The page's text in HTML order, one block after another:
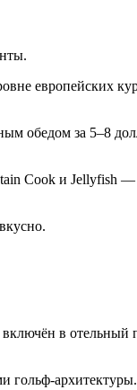
европейских
обедом за 5–8
Cook и Jellyfish
в отельный
гольф-